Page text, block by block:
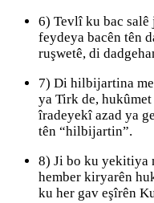
6) Tevlî ku bac
feydeya bacên tên
ruşwetê, di
7) Di hilbijartina
ya Tirk de,
îradeyekî azad ya
tên “hilbijartin”.
8) Ji bo ku yekitiya
hember kiryarên
ku her gav eşîrên